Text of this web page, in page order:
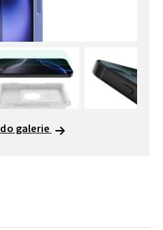
galerie